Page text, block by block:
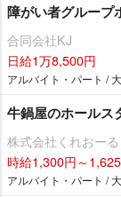
障がい者グループ
合同会社KJ
日給1万8,500円
アルバイト・パート /
牛鍋屋のホールス
株式会社くれおーる
時給1,300円～
アルバイト・パート /